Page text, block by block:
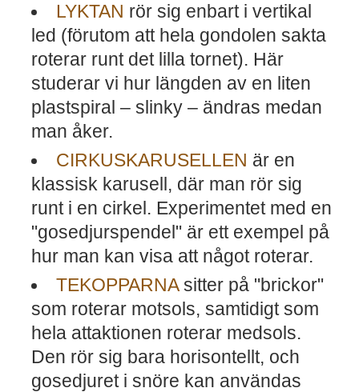
LYKTAN rör sig enbart i vertikal
led (förutom att hela gondolen sakta
roterar runt det lilla tornet). Här
studerar vi hur längden av en liten
plastspiral – slinky – ändras medan
man åker.
CIRKUSKARUSELLEN är en
klassisk karusell, där man rör sig
runt i en cirkel. Experimentet med en
"gosedjurspendel" är ett exempel på
hur man kan visa att något roterar.
TEKOPPARNAsitter på "brickor"
som roterar motsols, samtidigt som
hela attaktionen roterar medsols.
Den rör sig bara horisontellt, och
gosedjuret i snöre kan användas